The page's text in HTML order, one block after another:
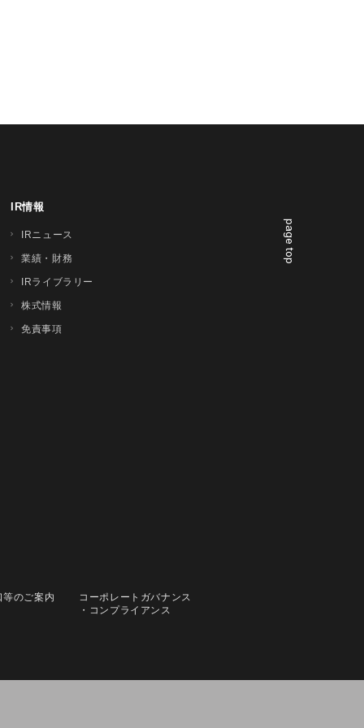
page top
IR情報
IRニュース
業績・財務
IRライブラリー
株式情報
免責事項
等のご案内
コーポレートガバナンス
・コンプライアンス